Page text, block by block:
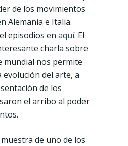
de los movimientos
Alemania e Italia.
episodios en aquí. El
charla sobre
mundial nos permite
del arte, a
de los
el arribo al poder
de uno de los